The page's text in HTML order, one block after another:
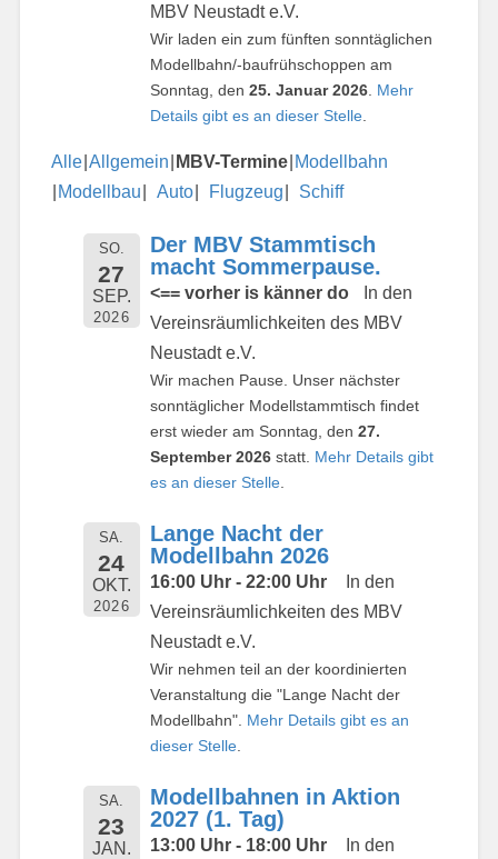
MBV Neustadt e.V.
Wir laden ein zum fünften sonntäglichen
Modellbahn/-baufrühschoppen am
Sonntag, den25. Januar 2026 Mehr
Details gibt es an dieser Stelle
Alle Allgemein MBV-Termine Modellbahn
Modellbau
Auto Flugzeug Schiff
SO.
27
SEP.
2026
Der MBV Stammtisch
macht Sommerpause.
<== vorher is känner do
In den
Vereinsräumlichkeiten des MBV
Neustadt e.V.
Wir machen Pause. Unser nächster
sonntäglicher Modellstammtisch findet
erst wieder am Sonntag, den27.
September 2026 statt. Mehr Details gibt
es an dieser Stelle
SA.
24
OKT.
2026
Lange Nacht der
Modellbahn 2026
16:00 Uhr - 22:00 Uhr
In den
Vereinsräumlichkeiten des MBV
Neustadt e.V.
Wir nehmen teil an der koordinierten
Veranstaltung die "Lange Nacht der
Modellbahn". Mehr Details gibt es an
dieser Stelle
SA.
23
JAN.
Modellbahnen in Aktion
2027 (1. Tag)
13:00 Uhr - 18:00 Uhr
In den